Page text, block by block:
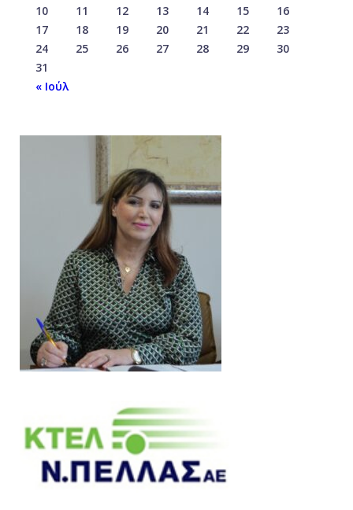
10
11 12 13 14 15
16
17
18 19 20 21 22
23
24
25 26 27 28 29
30
31
« Ιούλ